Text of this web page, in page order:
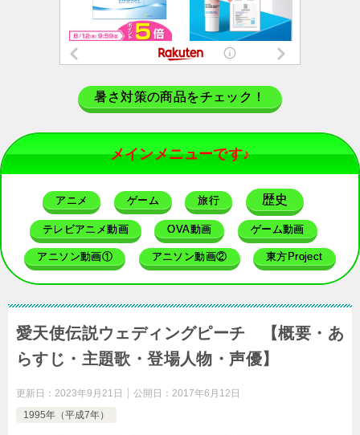
暑さ対策の商品をチェック！
メインメニューです♪
アニメ ゲーム 旅行 歴史
テレビアニメ動画 OVA動画 ゲーム動画
アニソン動画① アニソン動画② 東方Project
愛天使伝説ウェディングピーチ 【概要・あ
らすじ・主題歌・登場人物・声優】
更新日： 2023年9月21日 公開日： 2017年6月12日
1995年（平成7年）